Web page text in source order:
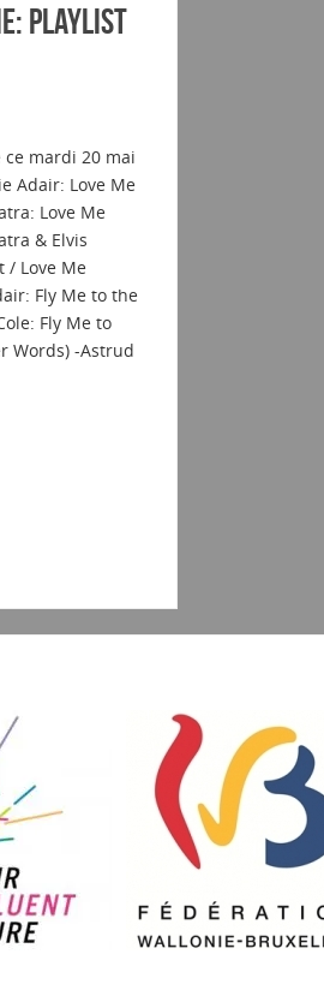
Playlist
mardi 20 mai
Adair: Love Me
Love Me
& Elvis
/ Love Me
Fly Me to the
Fly Me to
Words) -Astrud